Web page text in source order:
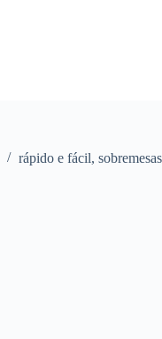
rápido e fácil, sobremesas